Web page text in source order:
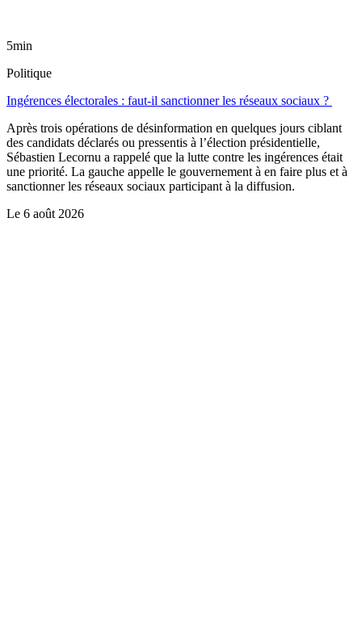
5min
Politique
Ingérences électorales : faut-il sanctionner les réseaux sociaux ?
Après trois opérations de désinformation en quelques jours ciblant
des candidats déclarés ou pressentis à l’élection présidentielle,
Sébastien Lecornu a rappelé que la lutte contre les ingérences était
une priorité. La gauche appelle le gouvernement à en faire plus et à
sanctionner les réseaux sociaux participant à la diffusion.
Le 6 août 2026